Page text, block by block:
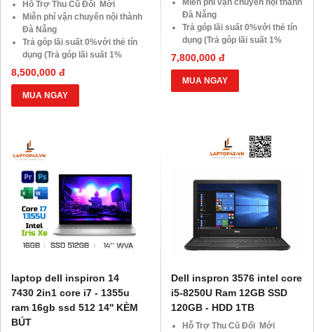
Hỗ Trợ Thu Cũ Đổi Mới
Miễn phí vận chuyển nội thành
Đà Nẵng
Trả góp lãi suất 0%với thẻ tín
dụng (Trả góp lãi suất 1%
HDsaison - chỉ cần CMND
BLX hoặc hộ khẩu gốc )
Giảm 20%khi nâng cấp Ram-
SSD
10.000 Voucher Giảm
Giá 500.000đ
8,500,000 đ
MUA NGAY
Miễn phí vận chuyển nội thành
Đà Nẵng
Trả góp lãi suất 0%với thẻ tín
dụng (Trả góp lãi suất 1%
HDsaison - chỉ cần CMND
BLX hoặc hộ khẩu gốc )
Giảm 20%khi nâng cấp Ram-
SSD
Giá 500.000đ
7,800,000 đ
MUA NGAY
laptop dell inspiron 14
7430 2in1 core i7 - 1355u
ram 16gb ssd 512 14'' KÈM
BÚT
Dell inspron 3576 intel core
i5-8250U Ram 12GB SSD
120GB - HDD 1TB
Hỗ Trợ Thu Cũ Đổi Mới